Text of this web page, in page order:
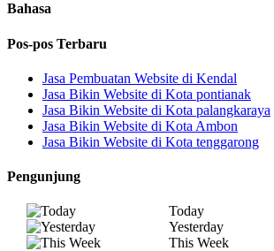
Bahasa
Pos-pos Terbaru
Jasa Pembuatan Website di Kendal
Jasa Bikin Website di Kota pontianak
Jasa Bikin Website di Kota palangkaraya
Jasa Bikin Website di Kota Ambon
Jasa Bikin Website di Kota tenggarong
Pengunjung
Today
Yesterday
This Week